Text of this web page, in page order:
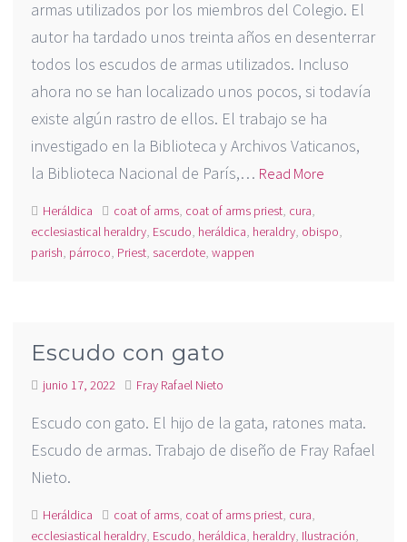
armas utilizados por los miembros del Colegio. El
autor ha tardado unos treinta años en desenterrar
todos los escudos de armas utilizados. Incluso
ahora no se han localizado unos pocos, si todavía
existe algún rastro de ellos. El trabajo se ha
investigado en la Biblioteca y Archivos Vaticanos,
la Biblioteca Nacional de París,… Read More
Heráldica coat of arms, coat of arms priest, cura,
ecclesiastical heraldry, Escudo, heráldica, heraldry, obispo,
parish, párroco, Priest, sacerdote,wappen
Escudo con gato
junio 17, 2022 Fray Rafael Nieto
Escudo con gato. El hijo de la gata, ratones mata.
Escudo de armas. Trabajo de diseño de Fray Rafael
Nieto.
Heráldica coat of arms, coat of arms priest, cura,
ecclesiastical heraldry, Escudo, heráldica, heraldry, Ilustración,